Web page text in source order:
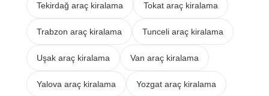
Tekirdağ araç kiralama Tokat araç kiralama
Trabzon araç kiralama Tunceli araç kiralama
Uşak araç kiralama Van araç kiralama
Yalova araç kiralama Yozgat araç kiralama